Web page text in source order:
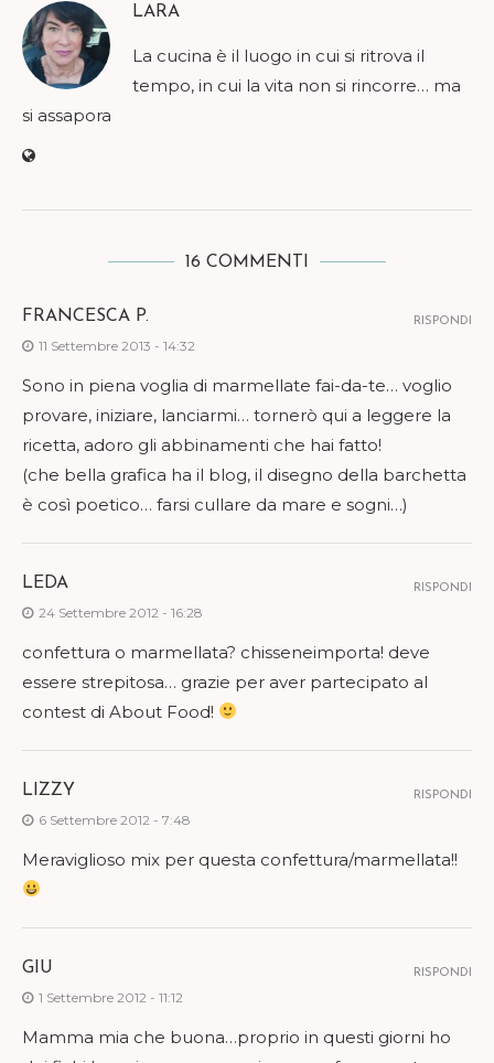
LARA
La cucina è il luogo in cui si ritrova il
tempo, in cui la vita non si rincorre… ma
si assapora
16 COMMENTI
FRANCESCA P.
11 Settembre 2013 - 14:32
Sono in piena voglia di marmellate fai-da-te… voglio
provare, iniziare, lanciarmi… tornerò qui a leggere la
ricetta, adoro gli abbinamenti che hai fatto!
(che bella grafica ha il blog, il disegno della barchetta
è così poetico… farsi cullare da mare e sogni…)
RISPONDI
LEDA
24 Settembre 2012 - 16:28
confettura o marmellata? chisseneimporta! deve
essere strepitosa… grazie per aver partecipato al
contest di About Food!
RISPONDI
LIZZY
6 Settembre 2012 - 7:48
Meraviglioso mix per questa confettura/marmellata!!
RISPONDI
GIU
1 Settembre 2012 - 11:12
Mamma mia che buona…proprio in questi giorni ho
RISPONDI